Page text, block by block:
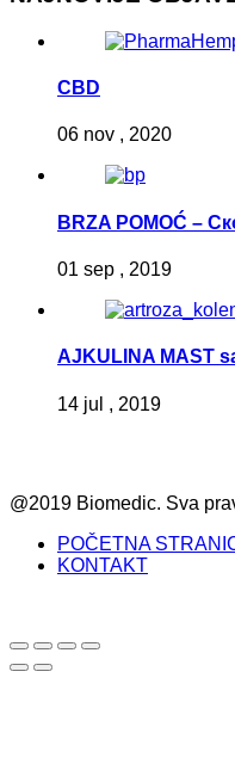
CBD
06 nov , 2020
BRZA POMOĆ –
01 sep , 2019
AJKULINA MAST
14 jul , 2019
@2019 Biomedic. Sva
POČETNA
KONTAKT